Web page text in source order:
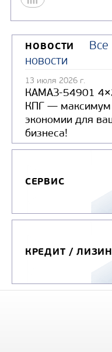
Цена по
Производитель
Оси, шт
ПОЛУПРИЦЕП-
НОВОСТИ
Все
новости
13 июля 2026 г.
КАМАЗ-54901
КПГ — максимум
экономии для
бизнеса!
СЕРВИС
КРЕДИТ /